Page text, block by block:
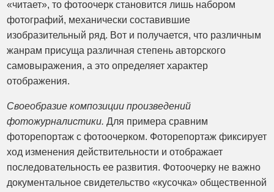
«читает», то фотоочерк становится лишь набором
фотографий, механически составившие
изобразительный ряд. Вот и получается, что различным
жанрам присуща различная степень авторского
самовыражения, а это определяет характер
отображения.
Своеобразие композиции произведений
фотожурналистики. Для примера сравним
фоторепортаж с фотоочерком. Фоторепортаж фиксирует
ход изменения действительности и отображает
последовательность ее развития. Фотоочерку не важно
документальное свидетельство «кусочка» общественной